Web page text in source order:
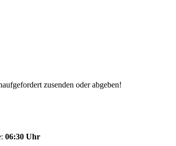
zusenden oder abgeben!
06:30 Uhr